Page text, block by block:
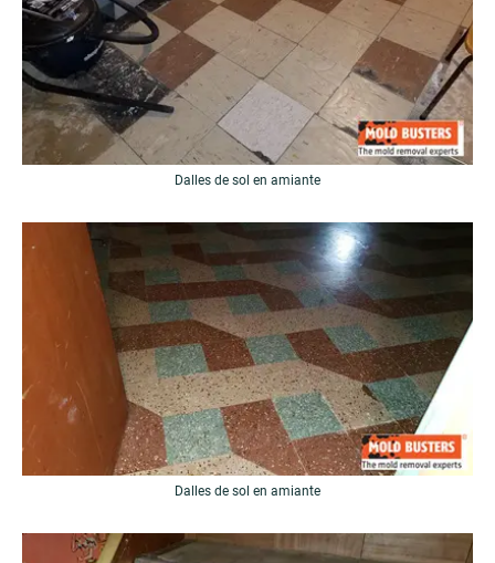
Dalles de sol en amiante
Dalles de sol en amiante